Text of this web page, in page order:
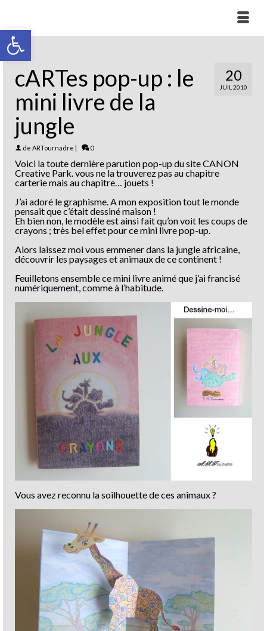
Ouvrir la barre d’outils
20
JUIL 2010
cARTes pop-up : le
mini livre de la
jungle
de ARTournadre | 0
Voici la toute dernière parution pop-up du site CANON
Creative Park. vous ne la trouverez pas au chapitre
carterie mais au chapitre… jouets !
J’ai adoré le graphisme. A mon exposition tout le monde
pensait que c’était dessiné maison !
Eh bien non, le modèle est ainsi fait qu’on voit les coups de
crayons ; très bel effet pour ce mini livre pop-up.
Alors laissez moi vous emmener dans la jungle africaine,
découvrir les paysages et animaux de ce continent !
Feuilletons ensemble ce mini livre animé que j’ai francisé
numériquement, comme à l’habitude.
Vous avez reconnu la soilhouette de ces animaux ?